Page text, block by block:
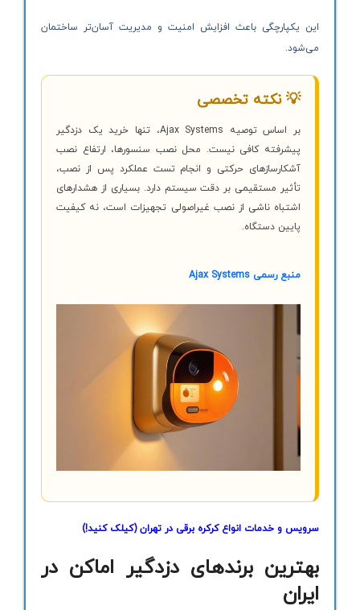
این یکپارچگی باعث افزایش امنیت و مدیریت آسان‌تر ساختمان
می‌شود.
💡 نکته تخصصی
بر اساس توصیه Ajax Systems، تنها خرید یک دزدگیر
پیشرفته کافی نیست. محل نصب سنسورها، ارتفاع نصب
آشکارسازهای حرکتی و انجام تست عملکرد پس از نصب،
تأثیر مستقیمی بر دقت سیستم دارد. بسیاری از هشدارهای
اشتباه ناشی از نصب غیراصولی تجهیزات است، نه کیفیت
پایین دستگاه.
منبع رسمی Ajax Systems
سرویس و خدمات انواع کرکره برقی در تهران(کیلک کنید!)
بهترین برندهای دزدگیر اماکن در
ایران